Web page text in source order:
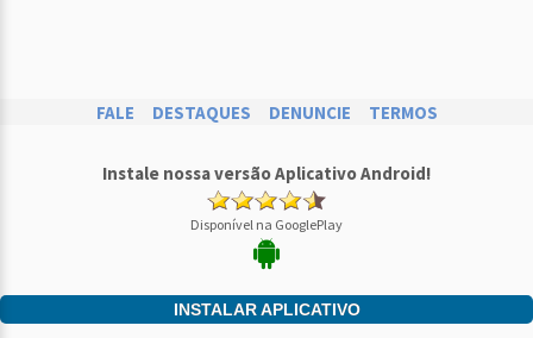
FALE DESTAQUES DENUNCIE TERMOS
Instale nossa versão Aplicativo Android!
Disponível na GooglePlay
INSTALAR APLICATIVO